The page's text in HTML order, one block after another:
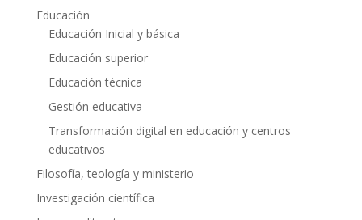
Educación
Educación Inicial y básica
Educación superior
Educación técnica
Gestión educativa
Transformación digital en educación y centros
educativos
Filosofía, teología y ministerio
Investigación científica